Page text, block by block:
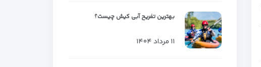
بهترین تفریح آبی کیش چیست؟
۱۱ مرداد ۱۴۰۴